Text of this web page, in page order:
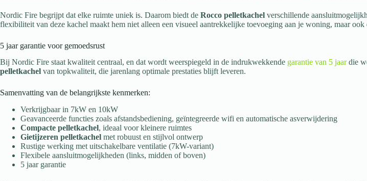
Nordic Fire begrijpt dat elke ruimte uniek is. Daarom biedt de Rocco pelletkachel verschillende
flexibiliteit van deze kachel maakt hem niet alleen een visueel aantrekkelijke toevoeging aan je woning, maar ook
5 jaar garantie voor gemoedsrust
Bij Nordic Fire staat kwaliteit centraal, en dat wordt weerspiegeld in de indrukwekkende garantie van 5 jaardie
pelletkachel van topkwaliteit, die jarenlang optimale prestaties blijft leveren.
Samenvatting van de belangrijkste kenmerken:
Verkrijgbaar in 7kW en 10kW
Geavanceerde functies zoals afstandsbediening, geïntegreerde wifi en automatische asverwijdering
Compacte pelletkachel, ideaal voor kleinere ruimtes
Gietijzeren pelletkachel met robuust en stijlvol ontwerp
Rustige werking met uitschakelbare ventilatie (7kW-variant)
Flexibele aansluitmogelijkheden (links, midden of boven)
5 jaar garantie